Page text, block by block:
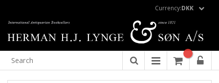
Currency:DKK